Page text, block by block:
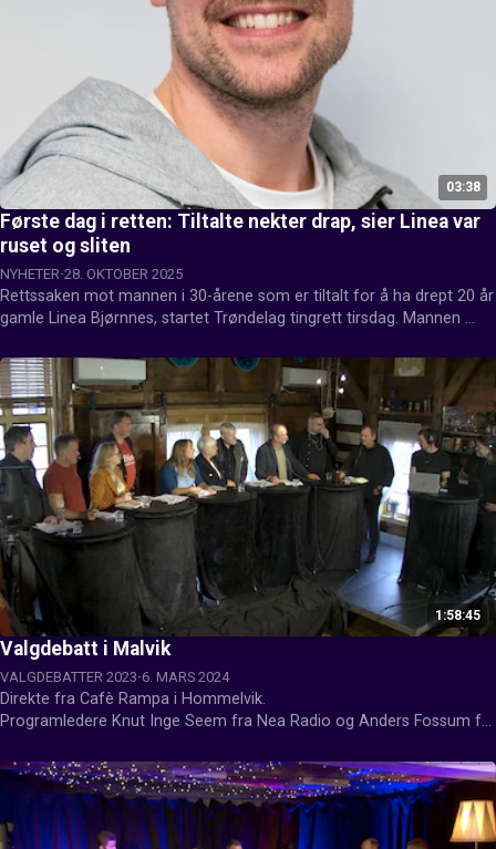
03:38
Første dag i retten: Tiltalte nekter drap, sier Linea var
ruset og sliten
NYHETER 28. OKTOBER 2025
Rettssaken mot mannen i 30-årene som er tiltalt for å ha drept 20 år
gamle Linea Bjørnnes, startet Trøndelag tingrett tirsdag. Mannen
har fulgt saken i retten tirsdag. (Foto: Bjørn Fuldseth/Bladet)
1:58:45
Valgdebatt i Malvik
VALGDEBATTER 2023 6. MARS 2024
Direkte fra Cafè Rampa i Hommelvik.
Programledere Knut Inge Seem fra Nea Radio og Anders Fossum fra
Produsert av FjellTV